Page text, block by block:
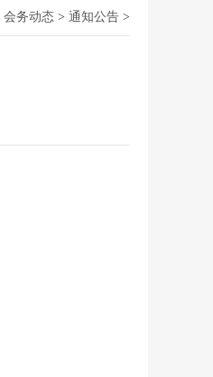
会务动态 > 通知公告 >